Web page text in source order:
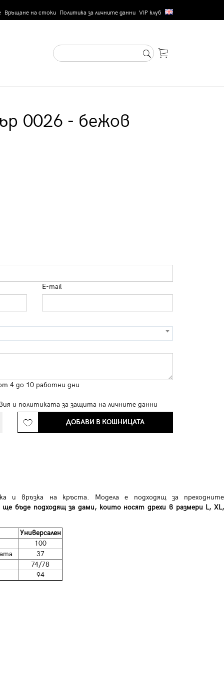
Връщане на стоки Политика за личните данни VIP клуб
0026 - бежов
E-mail
4 до 10 работни дни
и политиката за защита на личните данни
ДОБАВИ В КОШНИЦАТА
и връзка на кръста. Модела е подходящ за преходните
ще бъде подходящ за дами, които носят дрехи в размери L, XL,
Универсален
100
37
74/78
94